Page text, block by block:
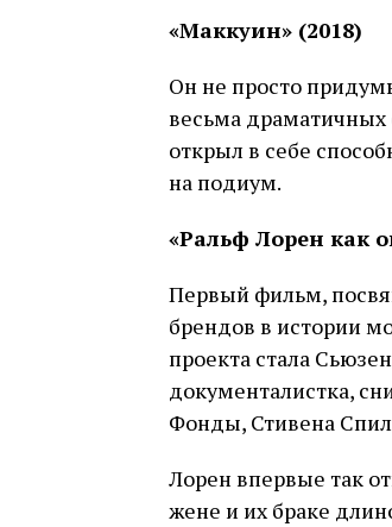
«Маккуин» (2018)
Он не просто
весьма
открыл в себе
на подиум.
«Ральф Лорен как
Первый фильм,
брендов в истории
проекта стала
документалистка,
Фонды, Стивена
Лорен впервые так
жене и их браке